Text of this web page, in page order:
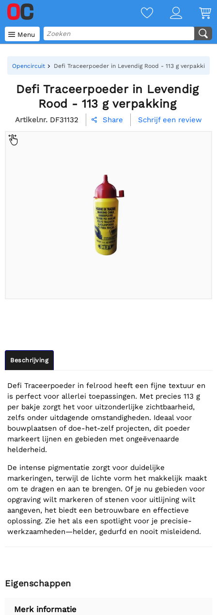
 Menu
Opencircuit Defi Traceerpoeder in Levendig Rood - 113 g verpakking
Defi Traceerpoeder in Levendig
Rood - 113 g verpakking
Artikelnr. DF31132  Share Schrijf een review
Beschrijving
Defi Traceerpoeder in felrood heeft een fijne textuur en
is perfect voor allerlei toepassingen. Met precies 113 g
per bakje zorgt het voor uitzonderlijke zichtbaarheid,
zelfs onder uitdagende omstandigheden. Ideaal voor
bouwplaatsen of doe-het-zelf projecten, dit poeder
markeert lijnen en gebieden met ongeëvenaarde
helderheid.
De intense pigmentatie zorgt voor duidelijke
markeringen, terwijl de lichte vorm het makkelijk maakt
om te dragen en aan te brengen. Of je nu gebieden voor
opgraving wilt markeren of stenen voor uitlijning wilt
aangeven, het biedt een betrouwbare en effectieve
oplossing. Zie het als een spotlight voor je precisie-
werkzaamheden—helder, gedurfd en nooit misleidend.
Eigenschappen
Merk informatie